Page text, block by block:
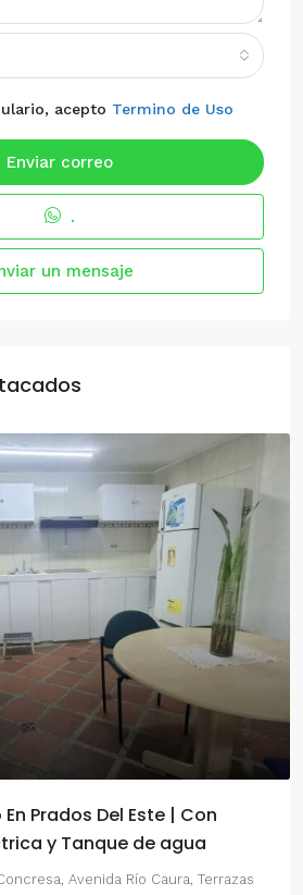
acepto Termino de Uso
Enviar correo
.
un mensaje
Prados Del Este | Con
y Tanque de agua
Avenida Río Caura, Terrazas